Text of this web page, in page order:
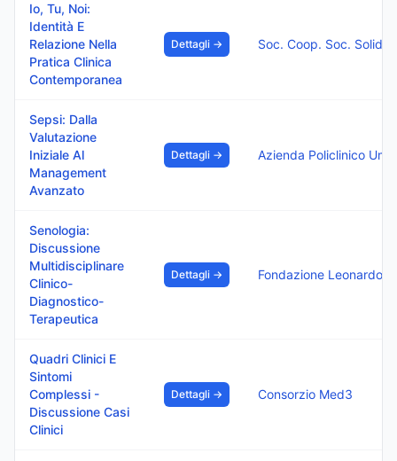
Io, Tu, Noi:
Identità E
Relazione Nella
Pratica Clinica
Contemporanea
Dettagli → Soc. Coop. Soc.
Sepsi: Dalla
Valutazione
Iniziale Al
Management
Avanzato
Dettagli →
Senologia:
Discussione
Multidisciplinare
Clinico-
Diagnostico-
Terapeutica
Dettagli →
Quadri Clinici E
Sintomi
Complessi -
Discussione Casi
Clinici
Dettagli → Consorzio Med3